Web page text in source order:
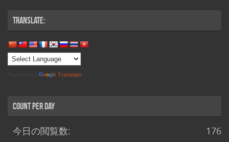
Translate:
Translate
Count per Day
176
今日の閲覧数: